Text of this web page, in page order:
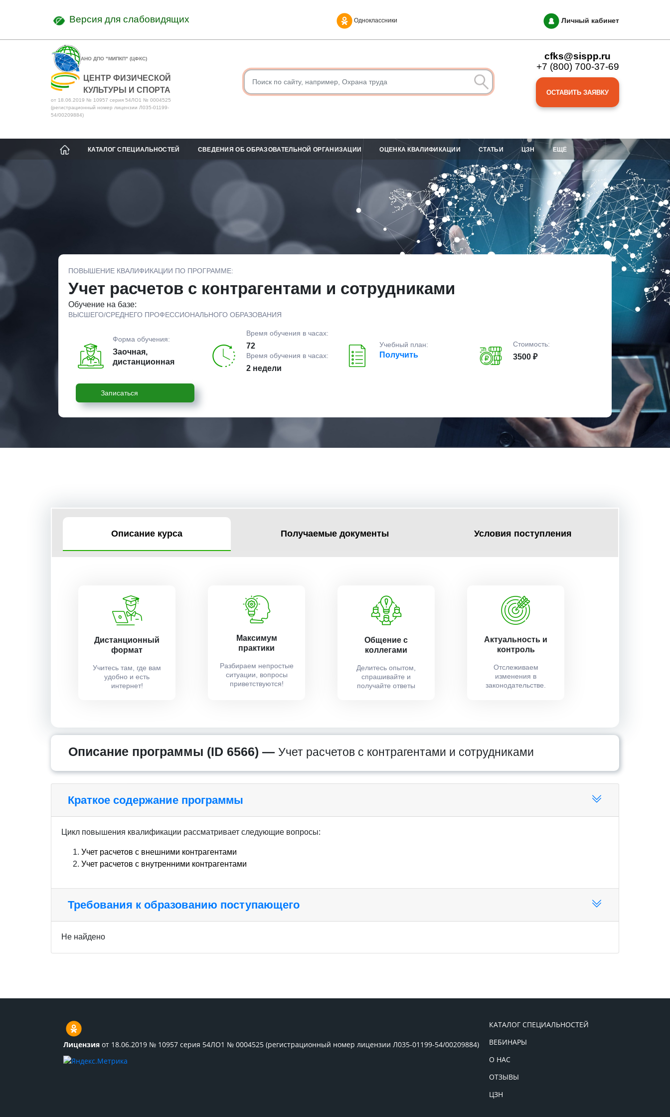
Версия для слабовидящих Одноклассники Личный кабинет
АНО ДПО "МИПКП" (ЦФКС)
ЦЕНТР ФИЗИЧЕСКОЙ
КУЛЬТУРЫ И СПОРТА
от 18.06.2019 № 10957 серия 54ЛО1 № 0004525
(регистрационный номер лицензии Л035-01199-
54/00209884)
cfks@sispp.ru
+7 (800) 700-37-69
ОСТАВИТЬ ЗАЯВКУ
КАТАЛОГ СПЕЦИАЛЬНОСТЕЙ СВЕДЕНИЯ ОБ ОБРАЗОВАТЕЛЬНОЙ ОРГАНИЗАЦИИ ОЦЕНКА КВАЛИФИКАЦИИ СТАТЬИ ЦЗН ЕЩЁ
ПОВЫШЕНИЕ КВАЛИФИКАЦИИ ПО ПРОГРАММЕ:
Учет расчетов с контрагентами и сотрудниками
Обучение на базе:
ВЫСШЕГО/СРЕДНЕГО ПРОФЕССИОНАЛЬНОГО ОБРАЗОВАНИЯ
Форма обучения:
Заочная,
дистанционная
Время обучения в часах:
72
Время обучения в часах:
2 недели
Учебный план:
Получить
Стоимость:
3500 ₽
Записаться
Описание курса Получаемые документы Условия поступления
Дистанционный
формат
Учитесь там, где вам
удобно и есть
интернет!
Максимум
практики
Разбираем непростые
ситуации, вопросы
приветствуются!
Общение с
коллегами
Делитесь опытом,
спрашивайте и
получайте ответы
Актуальность и
контроль
Отслеживаем
изменения в
законодательстве.
Описание программы (ID 6566) — Учет расчетов с контрагентами и сотрудниками
Краткое содержание программы
Цикл повышения квалификации рассматривает следующие вопросы:
Учет расчетов с внешними контрагентами
Учет расчетов с внутренними контрагентами
Требования к образованию поступающего
Не найдено
Лицензия от 18.06.2019 № 10957 серия 54ЛО1 № 0004525 (регистрационный номер лицензии Л035-01199-54/00209884)
КАТАЛОГ СПЕЦИАЛЬНОСТЕЙ
ВЕБИНАРЫ
О НАС
ОТЗЫВЫ
ЦЗН